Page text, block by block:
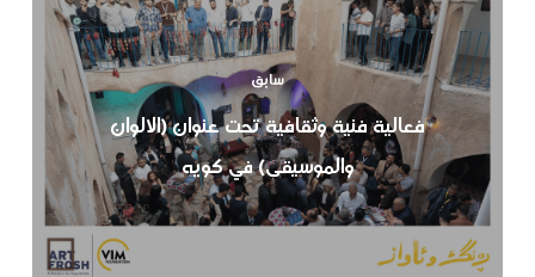
سابق
فعالية فنية وثقافية تحت عنوان (الالوان
والموسيقى) في كويه